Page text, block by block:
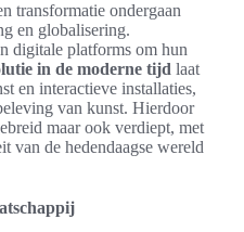
transformatie ondergaan
en globalisering.
digitale platforms om hun
in de moderne tijd laat
en interactieve installaties,
van kunst. Hierdoor
maar ook verdiept, met
van de hedendaagse wereld